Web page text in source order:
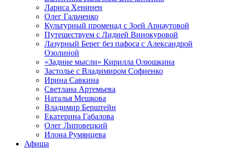
Лариса Хенинен
Олег Гальченко
Культурный променад с Зоей Арнаутовой
Путешествуем с Лидией Винокуровой
Лазурный Берег без пафоса с Александрой
Озолиной
«Задние мысли» Кирилла Олюшкина
Застолье с Владимиром Софиенко
Ирина Савкина
Светлана Артемьева
Наталья Мешкова
Владимир Берштейн
Екатерина Габалова
Олег Липовецкий
Илона Румянцева
Афиша